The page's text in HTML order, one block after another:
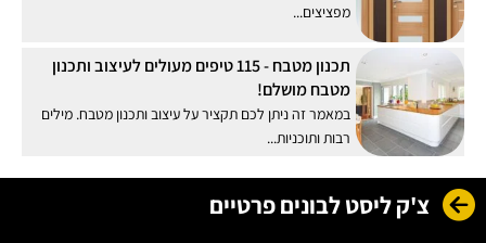
מפציצים...
תכנון מטבח - 115 טיפים מעולים לעיצוב ותכנון
מטבח מושלם!
במאמר זה ניתן לכם תקציר על עיצוב ותכנון מטבח. מילים
רבות ותוכניות...
צ'ק ליסט לבונים פרטיים